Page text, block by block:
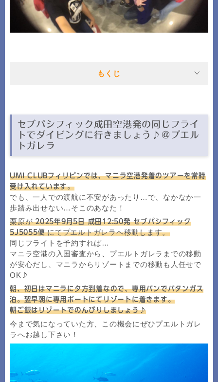
もくじ
セブパシフィック成田空港発の同じフライ
トでダイビングに行きましょう♪＠プエル
トガレラ
UMI CLUBフィリピンでは、マニラ空港発着のツアーを常時
受け入れています。
でも、一人での渡航に不安があったり…で、なかなか一
歩踏み出せない…そこのあなた！
栗原が2025年9月5日 成田12:50発 セブパシフィック
5J5055便にてプエルトガレラへ移動します。
同じフライトを予約すれば…
マニラ空港の入国審査から、プエルトガレラまでの移動
が安心だし、マニラからリゾートまでの移動も人任せで
OK ♪
朝、初日はマニラに夕方到着なので、専用バンでバタンガス
泊。翌早朝に専用ボートにてリゾートに着きます。
朝ご飯はリゾートでのんびりしましょう♪
今まで気になっていた方、この機会にぜひプエルトガレ
ラへお越し下さい！